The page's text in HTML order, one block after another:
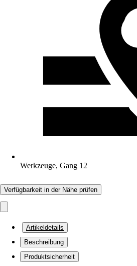
Werkzeuge, Gang 12
Verfügbarkeit in der Nähe prüfen
Artikeldetails
Beschreibung
Produktsicherheit